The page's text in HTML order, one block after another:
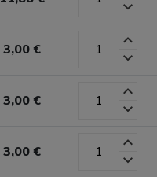
3,00 €
3,00 €
3,00 €